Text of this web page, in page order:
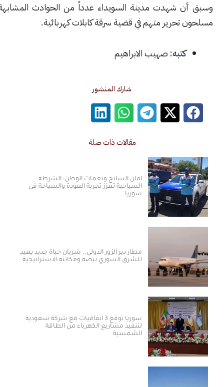
شهدت مدينة السويداء عدداً من الحوادث المشابهة، إذ حاول
متهم في قضية سرقة كابلات كهربائية.
صهيب الابراهيم
شارك المنشور
مقالات ذات صلة
أمان السائح ونغمات الوطن: الشرطة
السياحية تعزز تجربة العودة والسياحة في
سوريا
مطار دير الزور الدولي.. شريان حياة جديد يعيد
للشرق السوري نبضه ومكانته الاستراتيجية
سوريا توقع 3 اتفاقيات مع شركة سعودية
لتنفيذ مشاريع الكهرباء من الطاقة
الشمسية